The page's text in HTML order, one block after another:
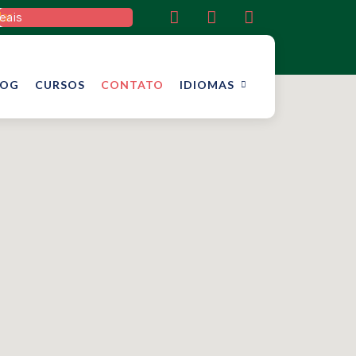
CURSOS CONTATO IDIOMAS